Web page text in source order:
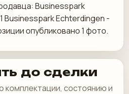
Businesspark
Businesspark Echterdingen -
опубликовано 1 фото.
до сделки
комплектации, состоянию и